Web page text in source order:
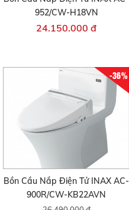
952/CW-H18VN
24.150.000 đ
-36%
Bồn Cầu Nắp Điện Tử INAX AC-
900R/CW-KB22AVN